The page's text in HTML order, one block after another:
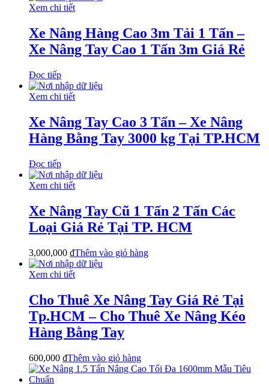
Xem chi tiết
Xe Nâng Hàng Cao 3m Tải 1 Tấn –
Xe Nâng Tay Cao 1 Tấn 3m Giá Rẻ
Đọc tiếp
Xem chi tiết
Xe Nâng Tay Cao 3 Tấn – Xe Nâng
Hàng Bằng Tay 3000 kg Tại TP.HCM
Đọc tiếp
Xem chi tiết
Xe Nâng Tay Cũ 1 Tấn 2 Tấn Các
Loại Giá Rẻ Tại TP. HCM
3,000,000 ₫Thêm vào giỏ hàng
Xem chi tiết
Cho Thuê Xe Nâng Tay Giá Rẻ Tại
Tp.HCM – Cho Thuê Xe Nâng Kéo
Hàng Bằng Tay
600,000 ₫Thêm vào giỏ hàng